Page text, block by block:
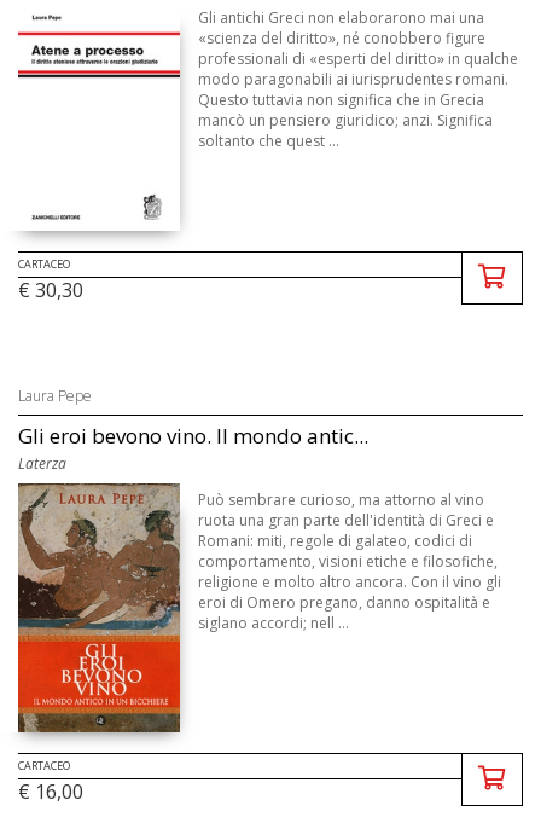
Gli antichi Greci non elaborarono mai una
«scienza del diritto», né conobbero figure
professionali di «esperti del diritto» in qualche
modo paragonabili ai iurisprudentes romani.
Questo tuttavia non significa che in Grecia
mancò un pensiero giuridico; anzi. Significa
soltanto che quest ...
CARTACEO
€ 30,30
Laura Pepe
Gli eroi bevono vino. Il mondo antic...
Laterza
Può sembrare curioso, ma attorno al vino
ruota una gran parte dell'identità di Greci e
Romani: miti, regole di galateo, codici di
comportamento, visioni etiche e filosofiche,
religione e molto altro ancora. Con il vino gli
eroi di Omero pregano, danno ospitalità e
siglano accordi; nell ...
CARTACEO
€ 16,00